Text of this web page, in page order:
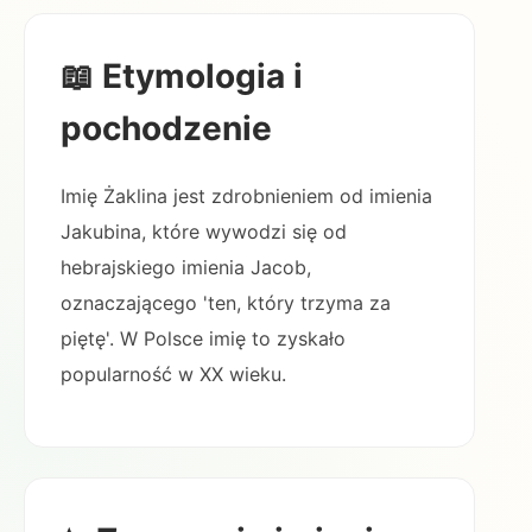
📖 Etymologia i
pochodzenie
Imię Żaklina jest zdrobnieniem od imienia
Jakubina, które wywodzi się od
hebrajskiego imienia Jacob,
oznaczającego 'ten, który trzyma za
piętę'. W Polsce imię to zyskało
popularność w XX wieku.